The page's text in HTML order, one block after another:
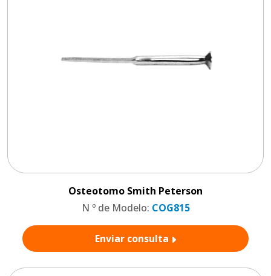
Osteotomo Smith Peterson
N º de Modelo: COG815
Enviar consulta